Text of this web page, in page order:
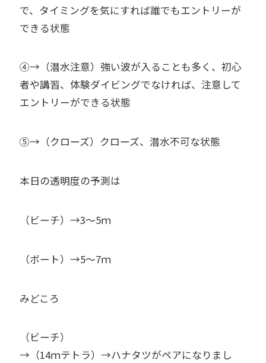
で、タイミングを気にすれば誰でもエントリーが
できる状態
④→（潜水注意）強い波が入ることも多く、初心
者や講習、体験ダイビングでなければ、注意して
エントリーができる状態
⑤→（クローズ）クローズ、潜水不可な状態
本日の透明度の予測は
（ビーチ）→3～5ｍ
（ボート）→5～7ｍ
みどころ
（ビーチ）
→（14ｍテトラ）→ハナタツがペアになりまし